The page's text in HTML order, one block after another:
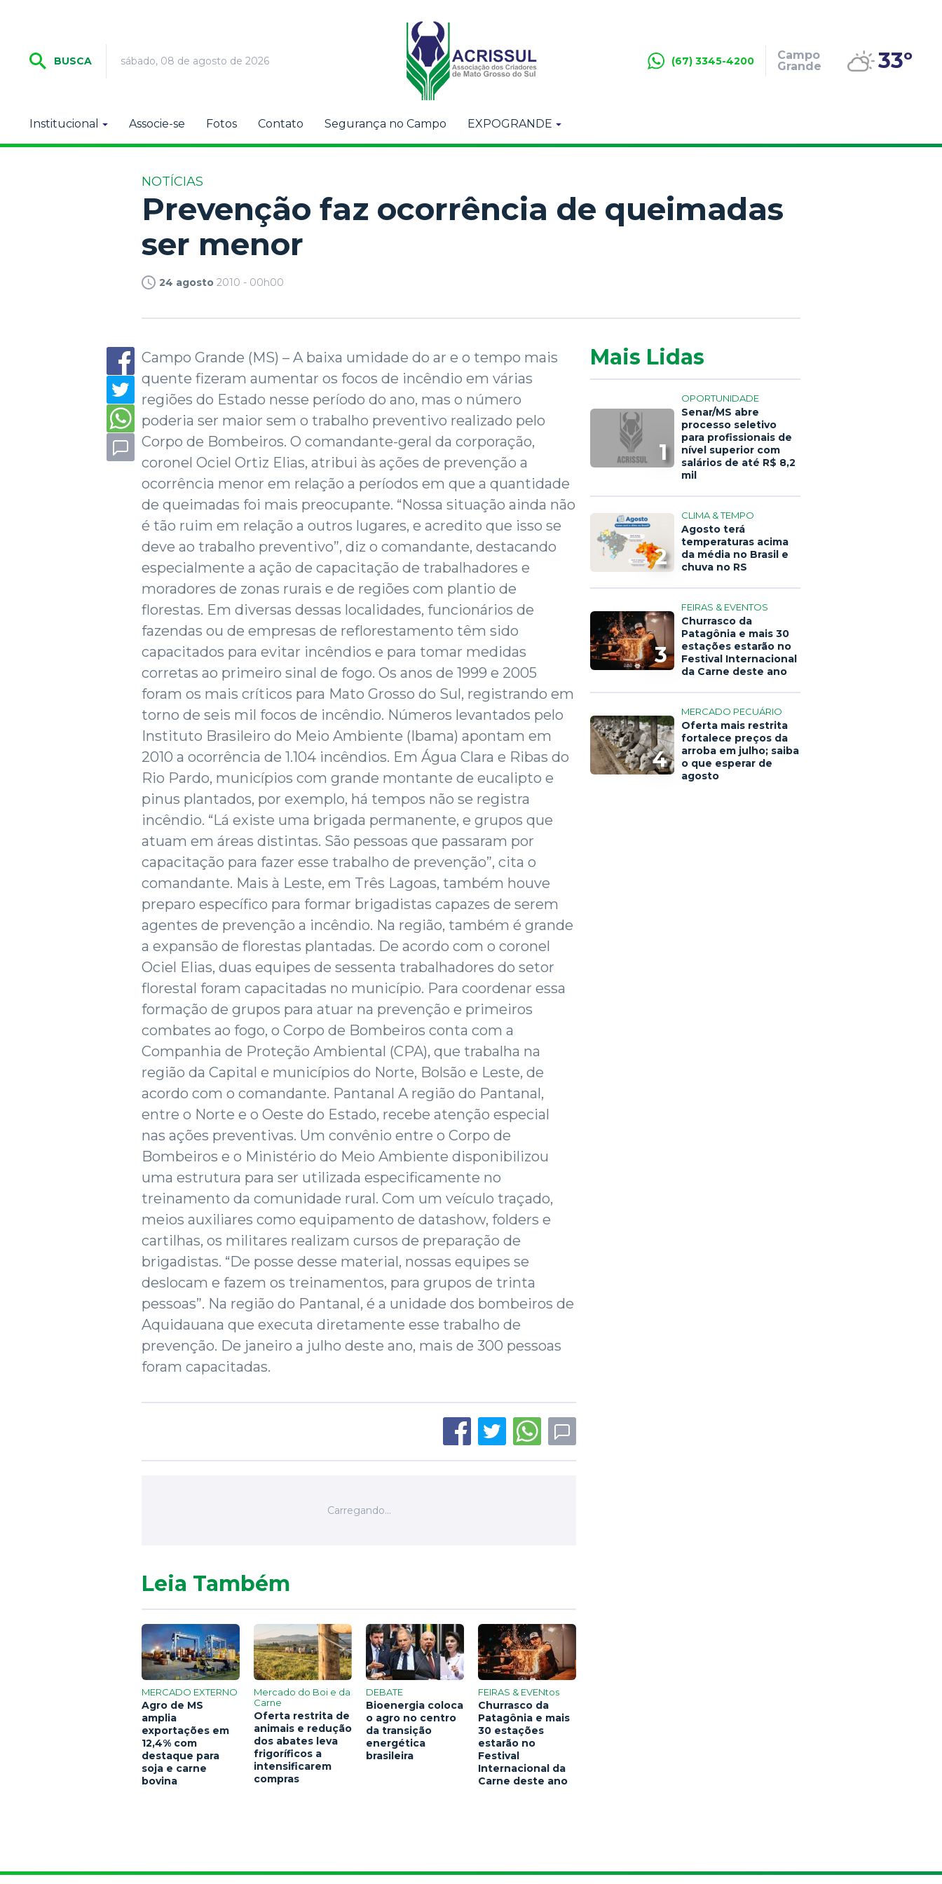
BUSCA sábado, 08 de agosto de 2026 (67) 3345-4200
Campo
Grande
33º
Institucional Associe-se Fotos Contato Segurança no Campo EXPOGRANDE
NOTÍCIAS
Prevenção faz ocorrência de queimadas
ser menor
24 agosto 2010 - 00h00
Campo Grande (MS) – A baixa umidade do ar e o tempo mais
quente fizeram aumentar os focos de incêndio em várias
regiões do Estado nesse período do ano, mas o número
poderia ser maior sem o trabalho preventivo realizado pelo
Corpo de Bombeiros. O comandante-geral da corporação,
coronel Ociel Ortiz Elias, atribui às ações de prevenção a
ocorrência menor em relação a períodos em que a quantidade
de queimadas foi mais preocupante. “Nossa situação ainda não
é tão ruim em relação a outros lugares, e acredito que isso se
deve ao trabalho preventivo”, diz o comandante, destacando
especialmente a ação de capacitação de trabalhadores e
moradores de zonas rurais e de regiões com plantio de
florestas. Em diversas dessas localidades, funcionários de
fazendas ou de empresas de reflorestamento têm sido
capacitados para evitar incêndios e para tomar medidas
corretas ao primeiro sinal de fogo. Os anos de 1999 e 2005
foram os mais críticos para Mato Grosso do Sul, registrando em
torno de seis mil focos de incêndio. Números levantados pelo
Instituto Brasileiro do Meio Ambiente (Ibama) apontam em
2010 a ocorrência de 1.104 incêndios. Em Água Clara e Ribas do
Rio Pardo, municípios com grande montante de eucalipto e
pinus plantados, por exemplo, há tempos não se registra
incêndio. “Lá existe uma brigada permanente, e grupos que
atuam em áreas distintas. São pessoas que passaram por
capacitação para fazer esse trabalho de prevenção”, cita o
comandante. Mais à Leste, em Três Lagoas, também houve
preparo específico para formar brigadistas capazes de serem
agentes de prevenção a incêndio. Na região, também é grande
a expansão de florestas plantadas. De acordo com o coronel
Ociel Elias, duas equipes de sessenta trabalhadores do setor
florestal foram capacitadas no município. Para coordenar essa
formação de grupos para atuar na prevenção e primeiros
combates ao fogo, o Corpo de Bombeiros conta com a
Companhia de Proteção Ambiental (CPA), que trabalha na
região da Capital e municípios do Norte, Bolsão e Leste, de
acordo com o comandante. Pantanal A região do Pantanal,
entre o Norte e o Oeste do Estado, recebe atenção especial
nas ações preventivas. Um convênio entre o Corpo de
Bombeiros e o Ministério do Meio Ambiente disponibilizou
uma estrutura para ser utilizada especificamente no
treinamento da comunidade rural. Com um veículo traçado,
meios auxiliares como equipamento de datashow, folders e
cartilhas, os militares realizam cursos de preparação de
brigadistas. “De posse desse material, nossas equipes se
deslocam e fazem os treinamentos, para grupos de trinta
pessoas”. Na região do Pantanal, é a unidade dos bombeiros de
Aquidauana que executa diretamente esse trabalho de
prevenção. De janeiro a julho deste ano, mais de 300 pessoas
foram capacitadas.
Mais Lidas
1
OPORTUNIDADE
Senar/MS abre
processo seletivo
para profissionais de
nível superior com
salários de até R$ 8,2
mil
2
CLIMA & TEMPO
Agosto terá
temperaturas acima
da média no Brasil e
chuva no RS
3
FEIRAS & EVENTOS
Churrasco da
Patagônia e mais 30
estações estarão no
Festival Internacional
da Carne deste ano
4
MERCADO PECUÁRIO
Oferta mais restrita
fortalece preços da
arroba em julho; saiba
o que esperar de
agosto
Leia Também
MERCADO EXTERNO
Agro de MS
amplia
exportações em
12,4% com
destaque para
soja e carne
bovina
Mercado do Boi e da
Carne
Oferta restrita de
animais e redução
dos abates leva
frigoríficos a
intensificarem
compras
DEBATE
Bioenergia coloca
o agro no centro
da transição
energética
brasileira
FEIRAS & EVENtos
Churrasco da
Patagônia e mais
30 estações
estarão no
Festival
Internacional da
Carne deste ano